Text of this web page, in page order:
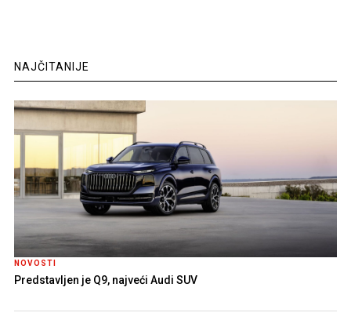
NAJČITANIJE
NOVOSTI
Predstavljen je Q9, najveći Audi SUV